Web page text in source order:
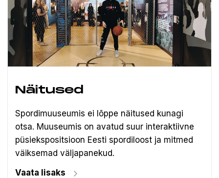
Näitused
Spordimuuseumis ei lõppe näitused kunagi
otsa. Muuseumis on avatud suur interaktiivne
püsiekspositsioon Eesti spordiloost ja mitmed
väiksemad väljapanekud.
Vaata lisaks